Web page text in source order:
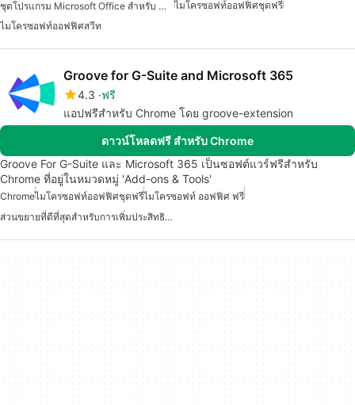
ชุดโปรแกรม Microsoft Office สำหรับ Mac
ไมโครซอฟท์ออฟฟิศชุดฟรี
ไมโครซอฟท์ออฟฟิศสวีท
Groove for G-Suite and Microsoft 365
4.3 ฟรี
แอปฟรีสำหรับ Chrome โดย groove-extension
ดาวน์โหลดฟรี สำหรับ Chrome
Groove For G-Suite และ Microsoft 365 เป็นซอฟต์แวร์ฟรีสำหรับ
Chrome ที่อยู่ในหมวดหมู่ 'Add-ons & Tools'
Chromeไมโครซอฟท์ออฟฟิศชุดฟรีไมโครซอฟท์ ออฟฟิศ ฟรี
ส่วนขยายที่ดีที่สุดสำหรับการเพิ่มประสิทธิภาพใน Chrome